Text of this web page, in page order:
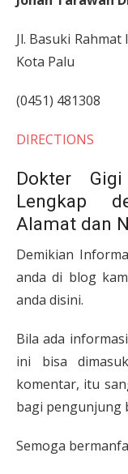
Jl. Basuki
Kota Palu
(0451) 481308
DIRECTIONS
Dokter
Lengkap
Alamat dan
Demikian
anda di blog
anda disini.
Bila ada
ini bisa
komentar, itu
bagi pengunjung
Semoga